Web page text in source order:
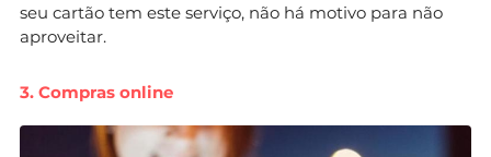
seu cartão tem este serviço, não há motivo para não
aproveitar.
3. Compras online